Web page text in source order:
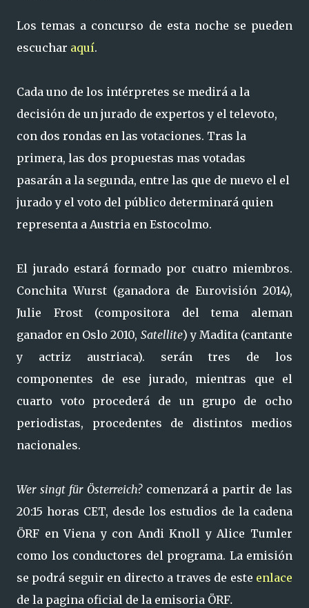
Los temas a concurso de esta noche se pueden
escuchar aquí.
Cada uno de los intérpretes se medirá a la
decisión de un jurado de expertos y el televoto,
con dos rondas en las votaciones. Tras la
primera, las dos propuestas mas votadas
pasarán a la segunda, entre las que de nuevo el el
jurado y el voto del público determinará quien
representa a Austria en Estocolmo.
El jurado estará formado por cuatro miembros.
Conchita Wurst (ganadora de Eurovisión 2014),
Julie Frost (compositora del tema aleman
ganador en Oslo 2010, Satellite) y Madita (cantante
y actriz austriaca). serán tres de los
componentes de ese jurado, mientras que el
cuarto voto procederá de un grupo de ocho
periodistas, procedentes de distintos medios
nacionales.
Wer singt für Österreich? comenzará a partir de las
20:15 horas CET, desde los estudios de la cadena
ÖRF en Viena y con Andi Knoll y Alice Tumler
como los conductores del programa. La emisión
se podrá seguir en directo a traves de este enlace
de la pagina oficial de la emisoria ÖRF.